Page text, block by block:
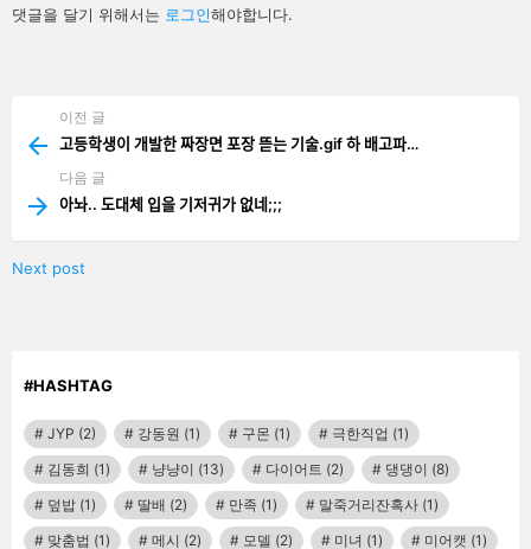
답
글
댓글을 달기 위해서는 로그인해야합니다.
more
이전 글
고등학생이 개발한 짜장면 포장 뜯는 기술.gif 하 배고파…
다음 글
아놔.. 도대체 입을 기저귀가 없네;;;
Next post
#HASHTAG
JYP (2) 강동원 (1) 구몬 (1) 극한직업 (1)
김동희 (1) 냥냥이 (13) 다이어트 (2) 댕댕이 (8)
덮밥 (1) 딸배 (2) 만족 (1) 말죽거리잔혹사 (1)
맞춤법 (1) 메시 (2) 모델 (2) 미녀 (1) 미어캣 (1)